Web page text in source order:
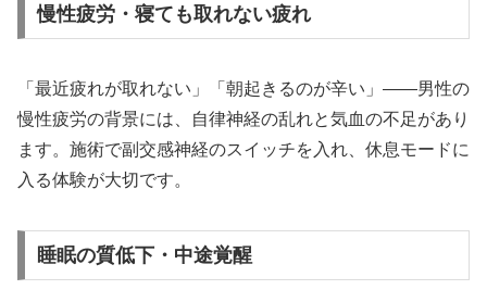
慢性疲労・寝ても取れない疲れ
「最近疲れが取れない」「朝起きるのが辛い」——男性の
慢性疲労の背景には、自律神経の乱れと気血の不足があり
ます。施術で副交感神経のスイッチを入れ、休息モードに
入る体験が大切です。
睡眠の質低下・中途覚醒